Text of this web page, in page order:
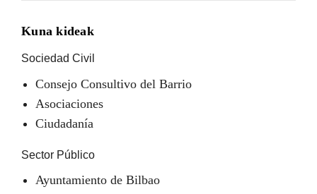
Kuna kideak
Sociedad Civil
Consejo Consultivo del Barrio
Asociaciones
Ciudadanía
Sector Público
Ayuntamiento de Bilbao